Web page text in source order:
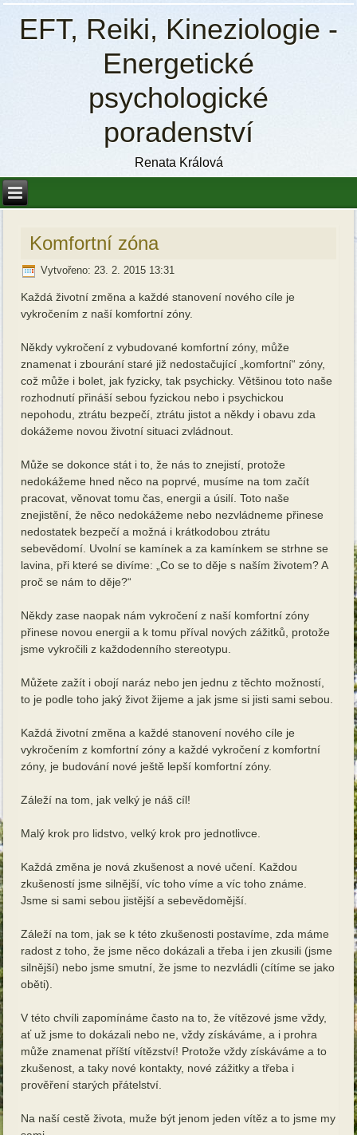
EFT, Reiki, Kineziologie -
Energetické
psychologické
poradenství
Renata Králová
Komfortní zóna
Vytvořeno: 23. 2. 2015 13:31
Každá životní změna a každé stanovení nového cíle je
vykročením z naší komfortní zóny.
Někdy vykročení z vybudované komfortní zóny, může
znamenat i zbourání staré již nedostačující „komfortní“ zóny,
což může i bolet, jak fyzicky, tak psychicky. Většinou toto naše
rozhodnutí přináší sebou fyzickou nebo i psychickou
nepohodu, ztrátu bezpečí, ztrátu jistot a někdy i obavu zda
dokážeme novou životní situaci zvládnout.
Může se dokonce stát i to, že nás to znejistí, protože
nedokážeme hned něco na poprvé, musíme na tom začít
pracovat, věnovat tomu čas, energii a úsilí. Toto naše
znejistění, že něco nedokážeme nebo nezvládneme přinese
nedostatek bezpečí a možná i krátkodobou ztrátu
sebevědomí. Uvolní se kamínek a za kamínkem se strhne se
lavina, při které se divíme: „Co se to děje s naším životem? A
proč se nám to děje?“
Někdy zase naopak nám vykročení z naší komfortní zóny
přinese novou energii a k tomu příval nových zážitků, protože
jsme vykročili z každodenního stereotypu.
Můžete zažít i obojí naráz nebo jen jednu z těchto možností,
to je podle toho jaký život žijeme a jak jsme si jisti sami sebou.
Každá životní změna a každé stanovení nového cíle je
vykročením z komfortní zóny a každé vykročení z komfortní
zóny, je budování nové ještě lepší komfortní zóny.
Záleží na tom, jak velký je náš cíl!
Malý krok pro lidstvo, velký krok pro jednotlivce.
Každá změna je nová zkušenost a nové učení. Každou
zkušeností jsme silnější, víc toho víme a víc toho známe.
Jsme si sami sebou jistější a sebevědomější.
Záleží na tom, jak se k této zkušenosti postavíme, zda máme
radost z toho, že jsme něco dokázali a třeba i jen zkusili (jsme
silnější) nebo jsme smutní, že jsme to nezvládli (cítíme se jako
oběti).
V této chvíli zapomínáme často na to, že vítězové jsme vždy,
ať už jsme to dokázali nebo ne, vždy získáváme, a i prohra
může znamenat příští vítězství! Protože vždy získáváme a to
zkušenost, a taky nové kontakty, nové zážitky a třeba i
prověření starých přátelství.
Na naší cestě života, muže být jenom jeden vítěz a to jsme my